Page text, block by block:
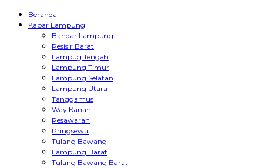
Beranda
Kabar Lampung
Bandar Lampung
Pesisir Barat
Lampug Tengah
Lampung Timur
Lampung Selatan
Lampung Utara
Tanggamus
Way Kanan
Pesawaran
Pringsewu
Tulang Bawang
Lampung Barat
Tulang Bawang Barat